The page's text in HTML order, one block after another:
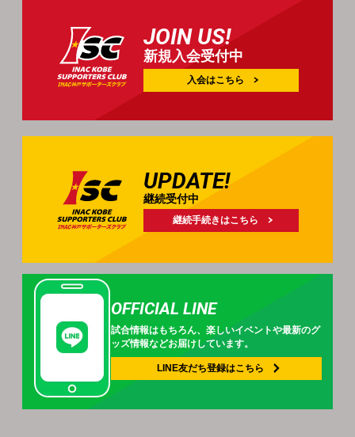
JOIN US!
新規入会受付中
入会はこちら
UPDATE!
継続受付中
継続手続きはこちら
OFFICIAL LINE
試合情報はもちろん、楽しいイベントや最新のグ
ッズ情報などお届けしています。
LINE友だち登録はこちら